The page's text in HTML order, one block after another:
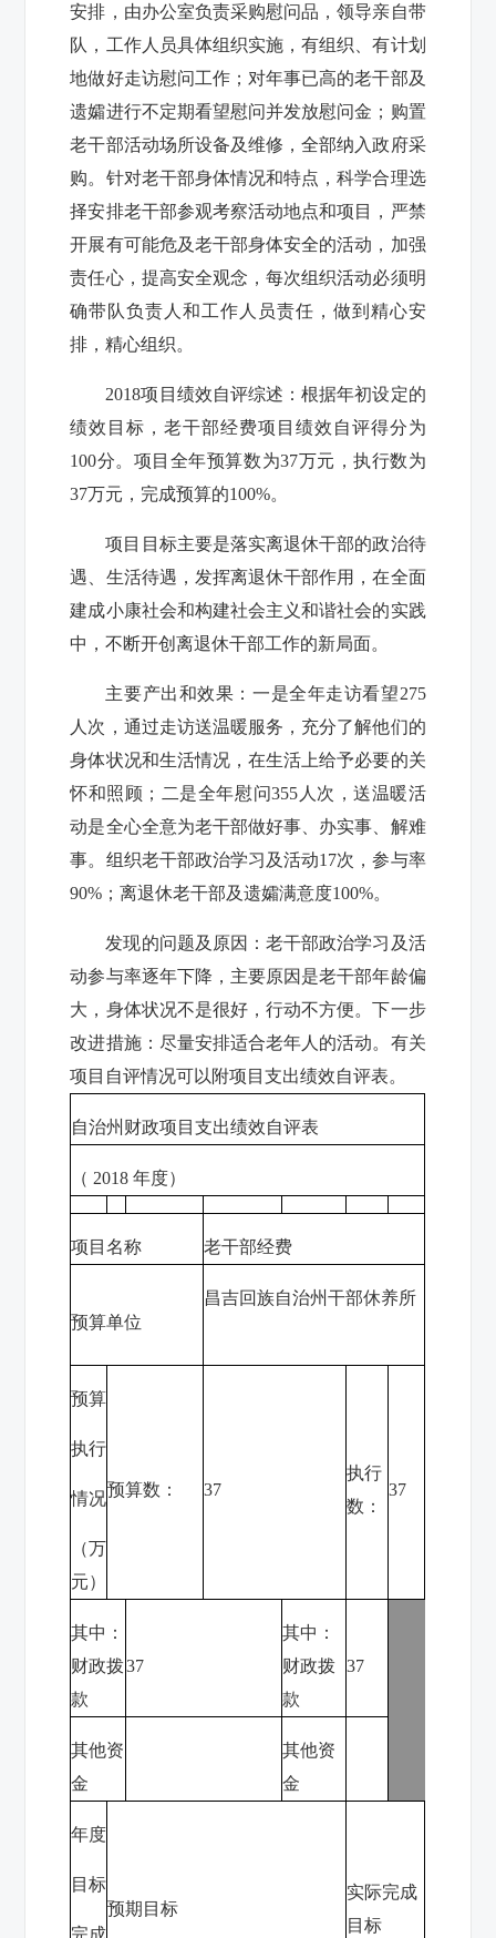
安排，由办公室负责采购慰问品，领导亲自带
队，工作人员具体组织实施，有组织、有计划
地做好走访慰问工作；对年事已高的老干部及
遗孀进行不定期看望慰问并发放慰问金；购置
老干部活动场所设备及维修，全部纳入政府采
购。针对老干部身体情况和特点，科学合理选
择安排老干部参观考察活动地点和项目，严禁
开展有可能危及老干部身体安全的活动，加强
责任心，提高安全观念，每次组织活动必须明
确带队负责人和工作人员责任，做到精心安
排，精心组织。
2018项目绩效自评综述：根据年初设定的
绩效目标，老干部经费项目绩效自评得分为
100分。项目全年预算数为37万元，执行数为
37万元，完成预算的100%。
项目目标主要是落实离退休干部的政治待
遇、生活待遇，发挥离退休干部作用，在全面
建成小康社会和构建社会主义和谐社会的实践
中，不断开创离退休干部工作的新局面。
主要产出和效果：一是全年走访看望275
人次，通过走访送温暖服务，充分了解他们的
身体状况和生活情况，在生活上给予必要的关
怀和照顾 ；二是全年慰问355 人次，送温暖活
动是全心全意为老干部做好事、办实事、解难
事。组织老干部政治学习及活动17次，参与率
90% ；离退休老干部及遗孀满意度100%。
发现的问题及原因：老干部政治学习及活
动参与率逐年下降，主要原因是老干部年龄偏
大，身体状况不是很好，行动不方便。下一步
改进措施：尽量安排适合老年人的活动。有关
项目自评情况可以附项目支出绩效自评表。
自治州财政项目支出绩效自评表
（ 2018年度）
项目名称 老干部经费
预算单位
昌吉回族自治州干部休养所
预算
执行
情况
（万
元）
预算数： 37
执行
数：
37
其中：
财政拨
款
37
其中：
财政拨
款
37
其他资
金
其他资
金
年度
目标
完成
预期目标
实际完成
目标